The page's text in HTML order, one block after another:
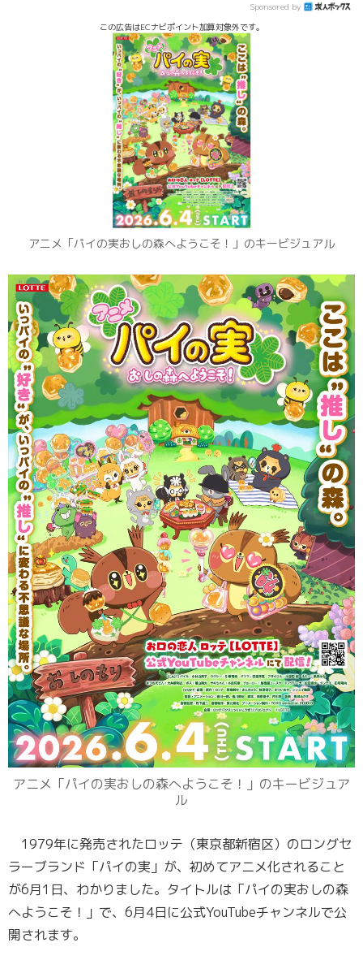
Sponsored by
この広告はECナビポイント加算対象外です。
アニメ「パイの実おしの森へようこそ！」のキービジュアル
アニメ「パイの実おしの森へようこそ！」のキービジュア
ル
1979年に発売されたロッテ（東京都新宿区）のロングセ
ラーブランド「パイの実」が、初めてアニメ化されること
が6月1日、わかりました。タイトルは「パイの実おしの森
へようこそ！」で、6月4日に公式YouTubeチャンネルで公
開されます。